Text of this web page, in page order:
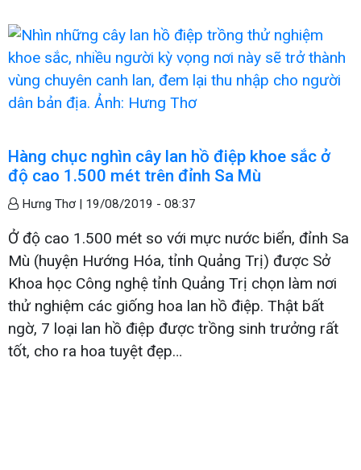
Hàng chục nghìn cây lan hồ điệp khoe sắc ở
độ cao 1.500 mét trên đỉnh Sa Mù
Hưng Thơ | 19/08/2019 - 08:37
Ở độ cao 1.500 mét so với mực nước biển, đỉnh Sa
Mù (huyện Hướng Hóa, tỉnh Quảng Trị) được Sở
Khoa học Công nghệ tỉnh Quảng Trị chọn làm nơi
thử nghiệm các giống hoa lan hồ điệp. Thật bất
ngờ, 7 loại lan hồ điệp được trồng sinh trưởng rất
tốt, cho ra hoa tuyệt đẹp…